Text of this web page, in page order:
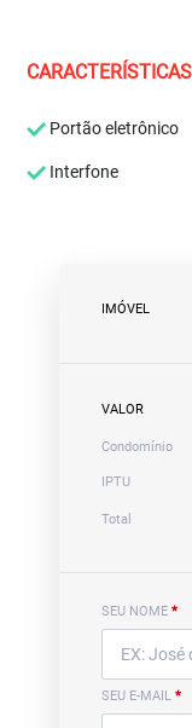
Portão eletrônico
Interfone
IMÓVEL
VALOR
Condomínio
IPTU
Total
SEU NOME *
SEU E-MAIL *